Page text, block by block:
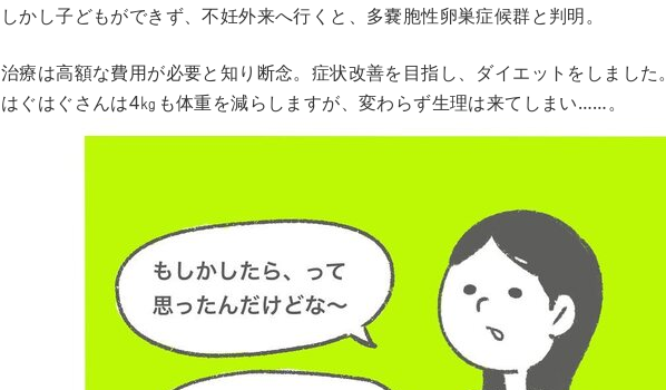
しかし子どもができず、不妊外来へ行くと、多嚢胞性卵巣症候群と判明。
治療は高額な費用が必要と知り断念。症状改善を目指し、ダイエットをしました。
はぐはぐさんは4㎏も体重を減らしますが、変わらず生理は来てしまい……。